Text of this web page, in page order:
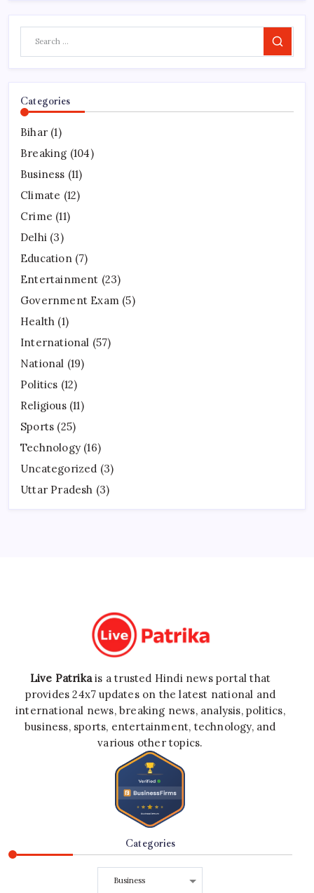
Search
Categories
Bihar (1)
Breaking (104)
Business (11)
Climate (12)
Crime (11)
Delhi (3)
Education(7)
Entertainment (23)
Government Exam (5)
Health (1)
International (57)
National (19)
Politics (12)
Religious(11)
Sports (25)
Technology (16)
Uncategorized (3)
Uttar Pradesh (3)
Live Patrikais a trusted Hindi news portal that
provides 24x7 updates on the latest national and
international news, breaking news, analysis, politics,
business, sports, entertainment, technology, and
various other topics.
Categories
Categories